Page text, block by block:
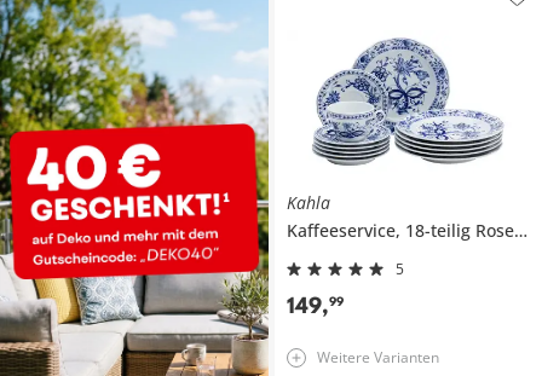
Kahla
Kaffeeservice, 18-teilig Rosella
5
149,99
Weitere Varianten